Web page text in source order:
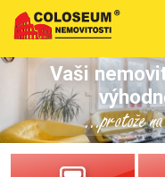
Vaši
...protože